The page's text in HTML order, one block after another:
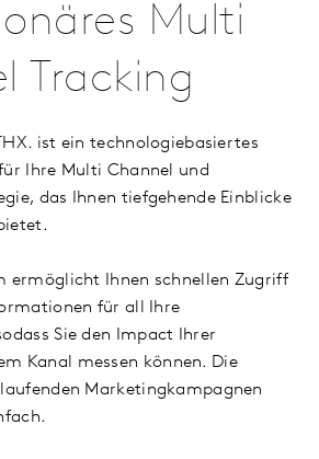
Multi
Tracking
ist ein technologiebasiertes
Ihre Multi Channel und
das Ihnen tiefgehende Einblicke
ermöglicht Ihnen schnellen Zugriff
für all Ihre
Sie den Impact Ihrer
Kanal messen können. Die
Marketingkampagnen